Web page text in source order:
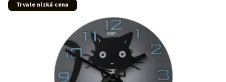
Trvale nízká cena